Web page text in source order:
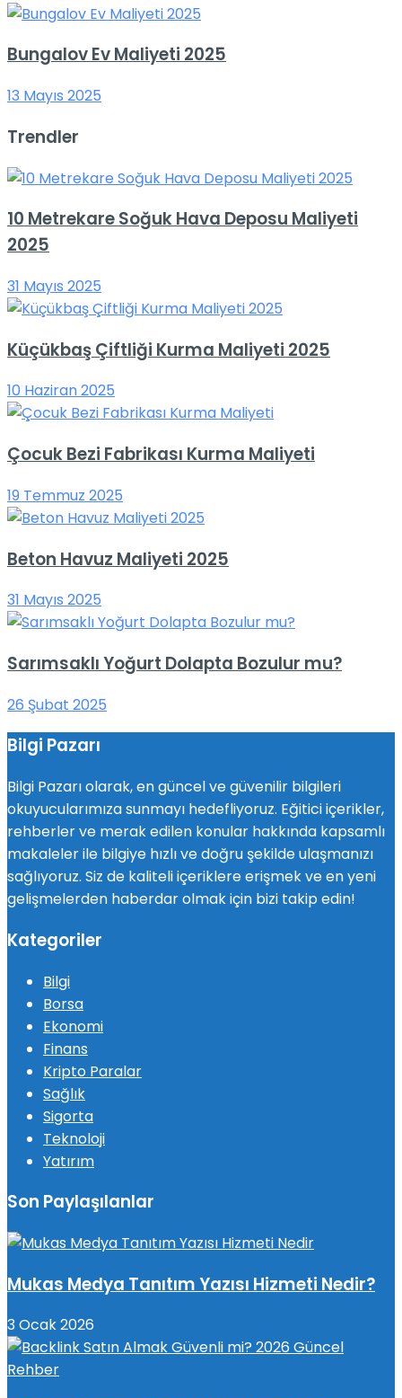
Bungalov Ev Maliyeti 2025
13 Mayıs 2025
Trendler
10 Metrekare Soğuk Hava Deposu Maliyeti
2025
31 Mayıs 2025
Küçükbaş Çiftliği Kurma Maliyeti 2025
10 Haziran 2025
Çocuk Bezi Fabrikası Kurma Maliyeti
19 Temmuz 2025
Beton Havuz Maliyeti 2025
31 Mayıs 2025
Sarımsaklı Yoğurt Dolapta Bozulur mu?
26 Şubat 2025
Bilgi Pazarı
Bilgi Pazarı olarak, en güncel ve güvenilir bilgileri
okuyucularımıza sunmayı hedefliyoruz. Eğitici içerikler,
rehberler ve merak edilen konular hakkında kapsamlı
makaleler ile bilgiye hızlı ve doğru şekilde ulaşmanızı
sağlıyoruz. Siz de kaliteli içeriklere erişmek ve en yeni
gelişmelerden haberdar olmak için bizi takip edin!
Kategoriler
Bilgi
Borsa
Ekonomi
Finans
Kripto Paralar
Sağlık
Sigorta
Teknoloji
Yatırım
Son Paylaşılanlar
Mukas Medya Tanıtım Yazısı Hizmeti Nedir?
3 Ocak 2026